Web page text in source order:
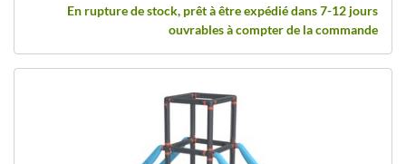
En rupture de stock, prêt à être expédié dans 7-12 jours
ouvrables à compter de la commande